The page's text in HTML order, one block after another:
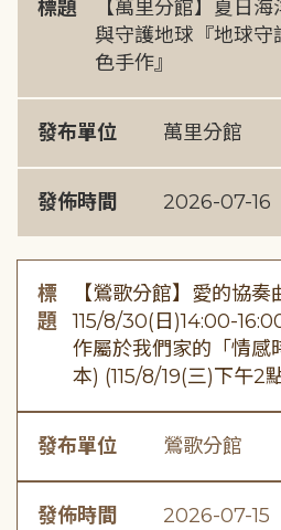
標題
【萬里分館】夏日
與守護地球『地球
色手作』
發布單位 萬里分館
發佈時間 2026-07-16
標
題
【鶯歌分館】愛的協奏
115/8/30(日)14:00-
作屬於我們家的「情感
本) (115/8/19(三)下午2
發布單位 鶯歌分館
發佈時間 2026-07-15